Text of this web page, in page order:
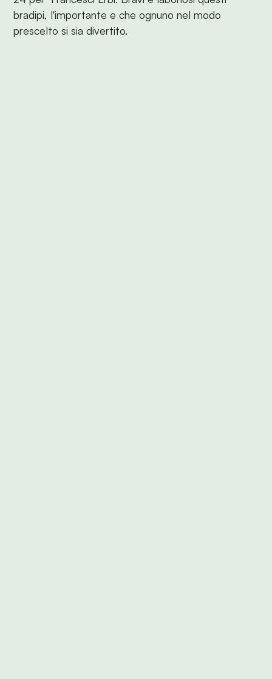
bradipi, l'importante e che ognuno nel modo
prescelto si sia divertito.